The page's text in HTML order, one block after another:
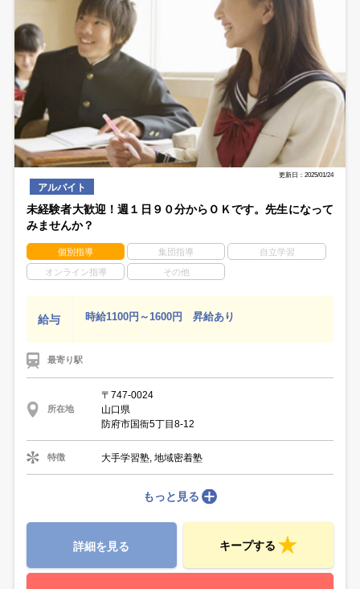
更新日：2025/01/24
アルバイト
未経験者大歓迎！週１日９０分からＯＫです。先生になって
みませんか？
個別指導 集団指導 自立学習
オンライン指導 その他
給与 時給1100円～1600円 昇給あり
最寄り駅
所在地
〒747-0024
山口県
防府市国衙5丁目8-12
特徴 大手学習塾, 地域密着塾
もっと見る
詳細を見る キープする